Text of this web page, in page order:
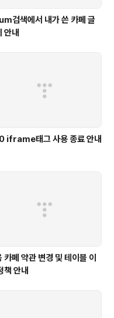
검색에서 내가 쓴 카페 글
안내
iframe태그 사용 종료 안내
카페 약관 변경 및 테이블 이
책 안내